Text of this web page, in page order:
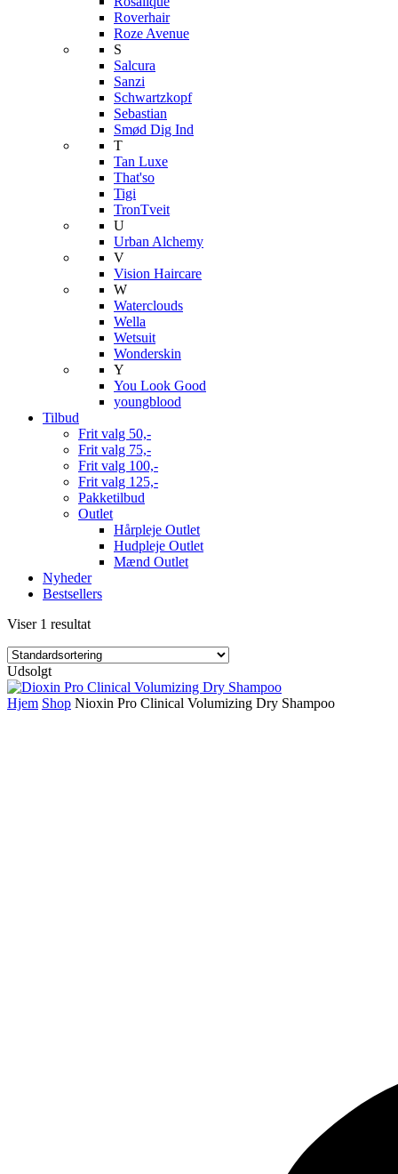
Roverhair
Roze Avenue
S
Salcura
Sanzi
Schwartzkopf
Sebastian
Smød Dig Ind
T
Tan Luxe
That'so
Tigi
TronTveit
U
Urban Alchemy
V
Vision Haircare
W
Waterclouds
Wella
Wetsuit
Wonderskin
Y
You Look Good
youngblood
Tilbud
Frit valg 50,-
Frit valg 75,-
Frit valg 100,-
Frit valg 125,-
Pakketilbud
Outlet
Hårpleje Outlet
Hudpleje Outlet
Mænd Outlet
Nyheder
Bestsellers
Viser 1 resultat
Udsolgt
Hjem Shop Nioxin Pro Clinical Volumizing Dry Shampoo